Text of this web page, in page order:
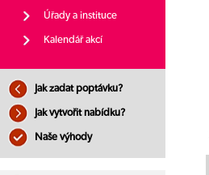
Úřady a instituce
Kalendář akcí
Jak zadat poptávku?
Jak vytvořit nabídku?
Naše výhody